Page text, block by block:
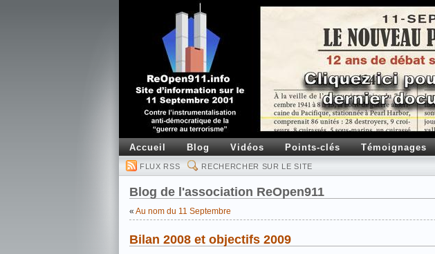
Accueil Blog Vidéos Points-clés Témoignages
FLUX RSS RECHERCHER SUR LE SITE
Blog de l'association ReOpen911
« Au nom du 11 Septembre
Bilan 2008 et objectifs 2009